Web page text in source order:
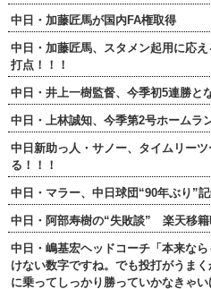
中日・加藤匠馬が国内FA権取得
中日・加藤匠馬、スタメン起用に応
打点！！！
中日・井上一樹監督、今季初5連勝と
中日・上林誠知、今季第2号ホームラ
中日新助っ人・サノー、タイムリー
る！！！
中日・マラー、中日球団“90年ぶり”
中日・阿部寿樹の“失敗談” 楽天移
中日・嶋基宏ヘッドコーチ「本来な
けない数字ですね。でも投打がうま
に乗ってしっかり勝っていかなきゃい